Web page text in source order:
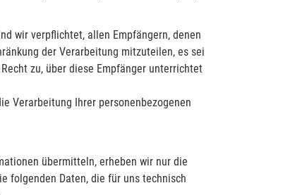
wir verpflichtet, allen Empfängern, denen
der Verarbeitung mitzuteilen, es sei
zu, über diese Empfänger unterrichtet
Verarbeitung Ihrer personenbezogenen
übermitteln, erheben wir nur die
folgenden Daten, die für uns technisch